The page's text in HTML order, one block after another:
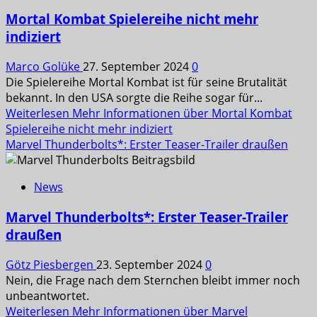
Mortal Kombat Spielereihe nicht mehr
indiziert
Marco Golüke27. September 20240
Die Spielereihe Mortal Kombat ist für seine Brutalität
bekannt. In den USA sorgte die Reihe sogar für...
Weiterlesen Mehr Informationen über Mortal Kombat
Spielereihe nicht mehr indiziert
Marvel Thunderbolts*: Erster Teaser-Trailer draußen
News
Marvel Thunderbolts*: Erster Teaser-Trailer
draußen
Götz Piesbergen 23. September 20240
Nein, die Frage nach dem Sternchen bleibt immer noch
unbeantwortet.
Weiterlesen Mehr Informationen über Marvel